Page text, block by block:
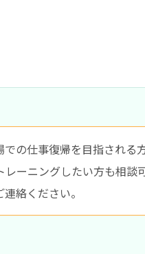
の仕事復帰を目指される方
ーニングしたい方も相談可
絡ください。